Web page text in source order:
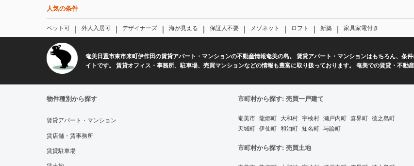
人気の条件
ペット可 ｜ 外人入居可 ｜ デザイナーズ ｜ 海が見える ｜ 保証人不要 ｜ メゾネット ｜ ロフト ｜ 新築 ｜ 家具家電付き
奄美日置市東市来町伊作田の賃貸アパート・マンションの不動産情報奄美の島。 賃貸アパート・マンションはもちろん、条
イトです。 賃貸オフィス・事務所、駐車場、売買マンションなどの情報も豊富に取り扱っております。 奄美での賃貸・不動
物件種別から探す
賃貸アパート・マンション
賃店舗・賃事務所
賃貸駐車場
市町村から探す: 売買一戸建て
奄美市 龍郷町 大和村 宇検村 瀬戸内町 喜界町 徳之島町
天城町 伊仙町 和泊町 知名町 与論町
市町村から探す: 売買土地